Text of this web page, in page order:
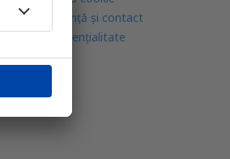
Asistenţă şi contact
Confidențialitate